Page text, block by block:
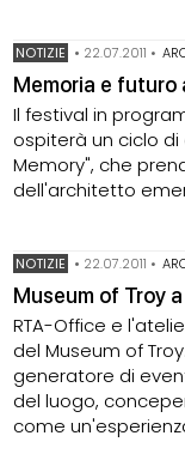
NOTIZIE • 22.07.2011 •
Memoria e
Il festival in
ospiterà un ciclo
Memory", che
dell'architetto
NOTIZIE • 22.07.2011 •
Museum of Troy
RTA-Office e
del Museum of
generatore di
del luogo,
come